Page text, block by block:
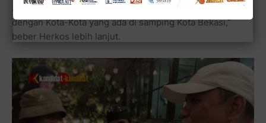
ada banjir yang memang harus kita lakukan kerja sama
dengan Kota-Kota yang ada di samping Kota Bekasi,”
beber Herkos lebih lanjut.